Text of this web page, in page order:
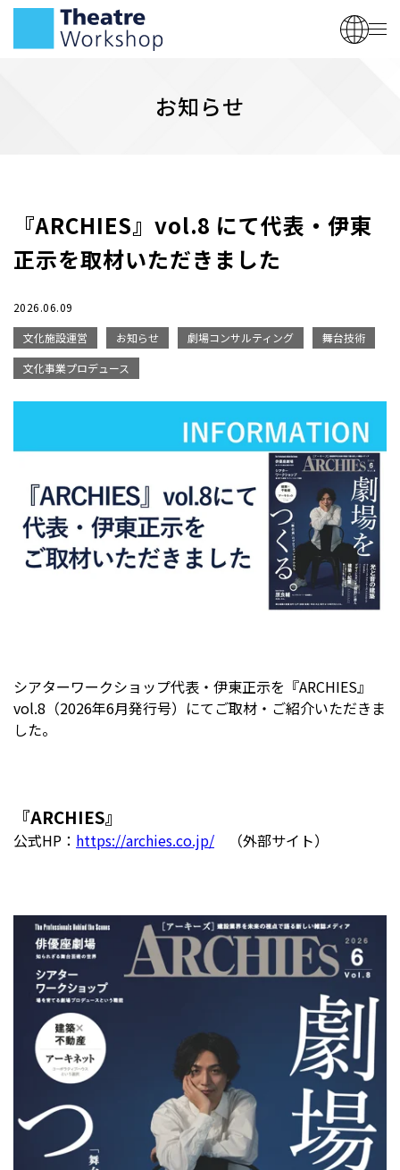
お知らせ
『ARCHIES』vol.8 にて代表・伊東
正示を取材いただきました
2026.06.09
文化施設運営
お知らせ 劇場コンサルティング
舞台技術
文化事業プロデュース
シアターワークショップ代表・伊東正示を『ARCHIES』
vol.8（2026年6月発行号）にてご取材・ご紹介いただきま
した。
『ARCHIES』
公式HP： https://archies.co.jp/ （外部サイト）